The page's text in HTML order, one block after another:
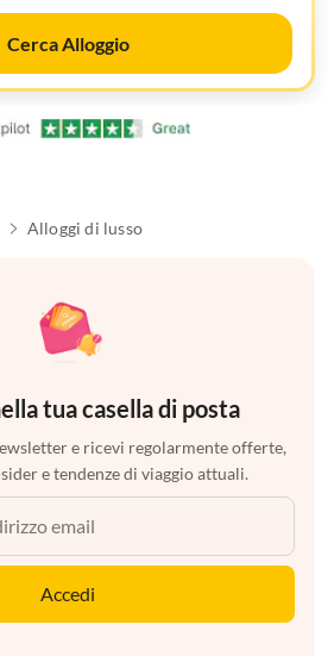
Cerca Alloggio
Alloggi di lusso
tua casella di posta
e ricevi regolarmente offerte,
e tendenze di viaggio attuali.
Accedi